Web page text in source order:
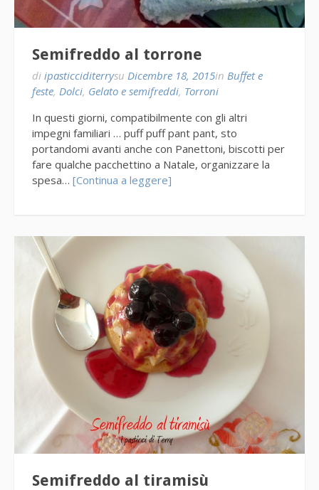
Semifreddo al torrone
di ipasticciditerrysu Dicembre 18, 2015in Buffet e
feste, Dolci, Gelato e semifreddi, Torroni
In questi giorni, compatibilmente con gli altri
impegni familiari … puff puff pant pant, sto
portandomi avanti anche con Panettoni, biscotti per
fare qualche pacchettino a Natale, organizzare la
spesa… [Continua a leggere]
Semifreddo al tiramisù